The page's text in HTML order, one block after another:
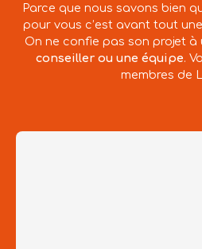
Parce que nous savons bien
pour vous c’est avant tout
On ne confie pas son projet à
conseiller ou une équipe.
membres de